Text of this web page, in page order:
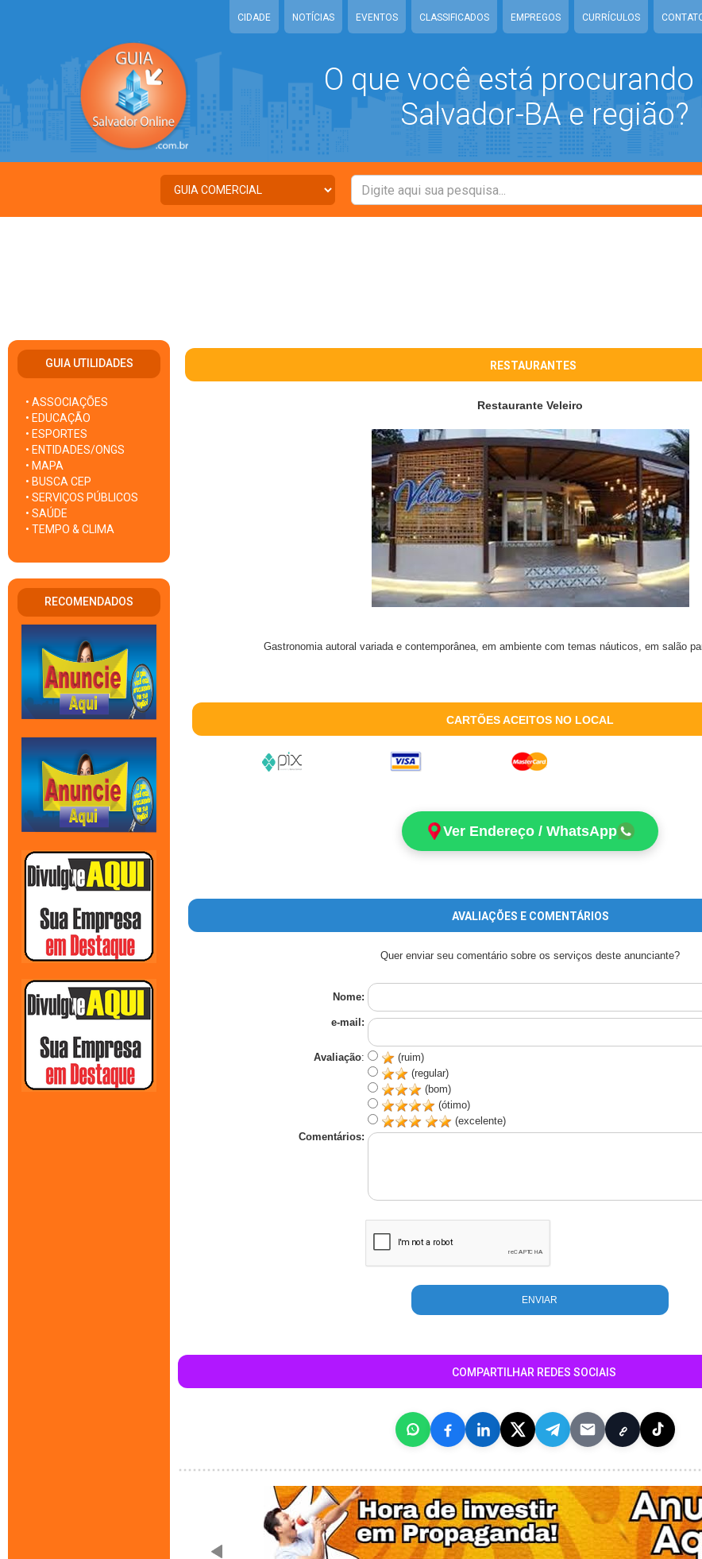
CIDADE NOTÍCIAS EVENTOS CLASSIFICADOS EMPREGOS CURRÍCULOS
O que você está procurando
Salvador-BA e região?
GUIA UTILIDADES
• ASSOCIAÇÕES
• EDUCAÇÃO
• ESPORTES
• ENTIDADES/ONGS
• MAPA
• BUSCA CEP
• SERVIÇOS PÚBLICOS
• SAÚDE
• TEMPO & CLIMA
RECOMENDADOS
RESTAURANTES
Restaurante Veleiro
Gastronomia autoral variada e contemporânea, em ambiente com temas náuticos, em salão
CARTÕES ACEITOS NO LOCAL
Ver Endereço / WhatsApp
AVALIAÇÕES E COMENTÁRIOS
Quer enviar seu comentário sobre os serviços deste anunciante?
Nome:
e-mail:
Avaliação:
(ruim)
(regular)
(bom)
(ótimo)
(excelente)
Comentários:
COMPARTILHAR REDES SOCIAIS